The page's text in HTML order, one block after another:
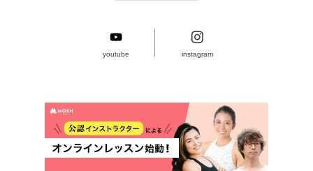
youtube instagram